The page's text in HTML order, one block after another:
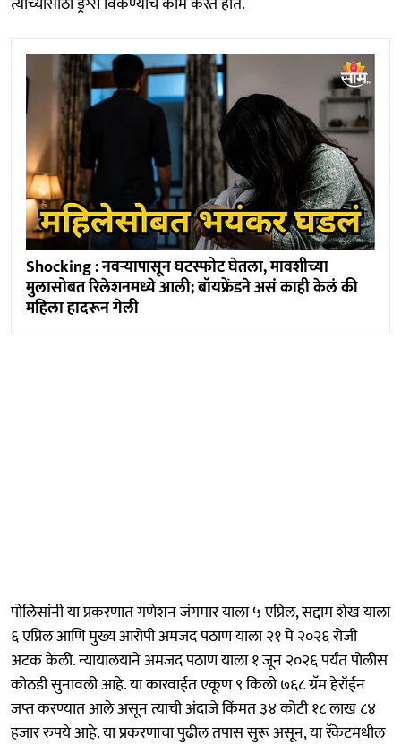
Shocking : नवऱ्यापासून घटस्फोट घेतला, मावशीच्या
मुलासोबत रिलेशनमध्ये आली; बॉयफ्रेंडने असं काही केलं की
महिला हादरून गेली
पोलिसांनी या प्रकरणात गणेशन जंगमार याला ५ एप्रिल, सद्दाम शेख याला
६ एप्रिल आणि मुख्य आरोपी अमजद पठाण याला २१ मे २०२६ रोजी
अटक केली. न्यायालयाने अमजद पठाण याला १ जून २०२६ पर्यंत पोलीस
कोठडी सुनावली आहे. या कारवाईत एकूण ९ किलो ७६८ ग्रॅम हेरॉईन
जप्त करण्यात आले असून त्याची अंदाजे किंमत ३४ कोटी १८ लाख ८४
हजार रुपये आहे. या प्रकरणाचा पुढील तपास सुरू असून, या रॅकेटमधील